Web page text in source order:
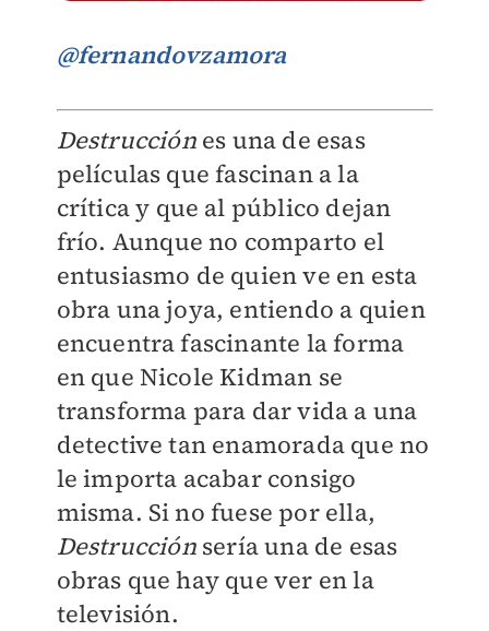
@fernandovzamora
Destrucciónes una de esas
películas que fascinan a la
crítica y que al público dejan
frío. Aunque no comparto el
entusiasmo de quien ve en esta
obra una joya, entiendo a quien
encuentra fascinante la forma
en que Nicole Kidman se
transforma para dar vida a una
detective tan enamorada que no
le importa acabar consigo
misma. Si no fuese por ella,
Destrucciónsería una de esas
obras que hay que ver en la
televisión.